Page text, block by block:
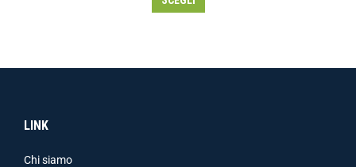
LINK
Chi siamo